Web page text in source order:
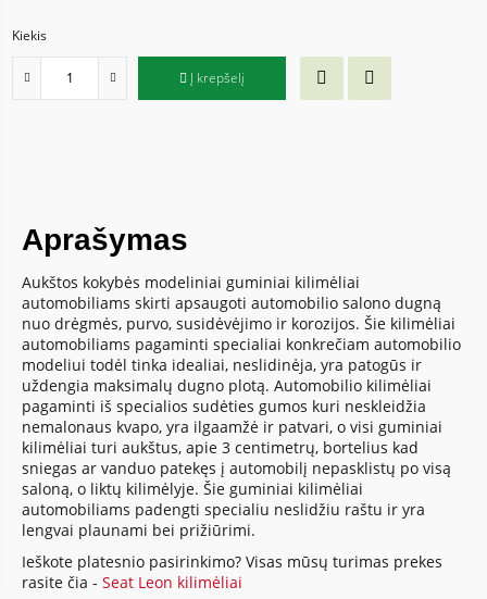
Kiekis
Į krepšelį
Aprašymas
Aukštos kokybės modeliniai guminiai kilimėliai
automobiliams skirti apsaugoti automobilio salono dugną
nuo drėgmės, purvo, susidėvėjimo ir korozijos. Šie kilimėliai
automobiliams pagaminti specialiai konkrečiam automobilio
modeliui todėl tinka idealiai, neslidinėja, yra patogūs ir
uždengia maksimalų dugno plotą. Automobilio kilimėliai
pagaminti iš specialios sudėties gumos kuri neskleidžia
nemalonaus kvapo, yra ilgaamžė ir patvari, o visi guminiai
kilimėliai turi aukštus, apie 3 centimetrų, bortelius kad
sniegas ar vanduo patekęs į automobilį nepasklistų po visą
saloną, o liktų kilimėlyje. Šie guminiai kilimėliai
automobiliams padengti specialiu neslidžiu raštu ir yra
lengvai plaunami bei prižiūrimi.
Ieškote platesnio pasirinkimo? Visas mūsų turimas prekes
rasite čia -Seat Leon kilimėliai